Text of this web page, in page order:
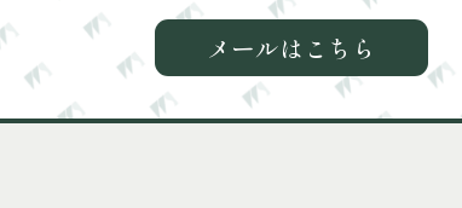
メールはこちら